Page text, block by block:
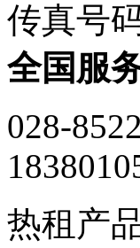
传真号
全国服
028-
热租产